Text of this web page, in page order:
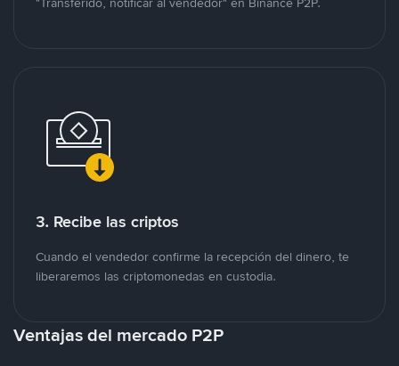
3. Recibe las criptos
Cuando el vendedor confirme la recepción del dinero, te
liberaremos las criptomonedas en custodia.
Ventajas del mercado P2P